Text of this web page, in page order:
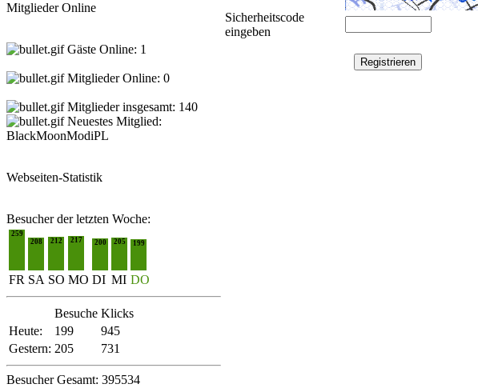
Mitglieder Online
Gäste Online: 1
Mitglieder Online: 0
Mitglieder insgesamt: 140
Neuestes Mitglied:
BlackMoonModiPL
Webseiten-Statistik
Besucher der letzten Woche:
259
208
212 217 200 205 199
FR SA SO MO DI MI DO
Besuche Klicks
Heute:
199
945
Gestern: 205 731
Besucher Gesamt: 395534
Sicherheitscode
eingeben